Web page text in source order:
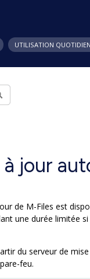
UTILISATION
jour
de M-Files est
une durée limitée
du serveur de
feu.